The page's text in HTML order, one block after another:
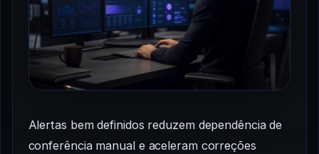
Alertas bem definidos reduzem dependência de
conferência manual e aceleram correções